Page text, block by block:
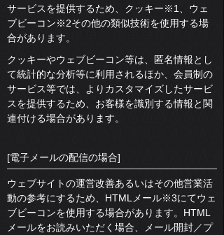
サービスを提供するため、クッキー※1、ウェ
ブビーコン※2その他の類似技術を使用する場
合があります。
クッキーやウェブビーコン等は、匿名情報とし
て統計的な分析等に利用されるほか、会員制の
サービス等では、よりカスタマイズしたサービ
スを提供するため、お客様を識別する情報と関
連付ける場合があります。
[電子メールの配信の場合]
ウェブサイトの運営改善あるいはその他営業活
動の参考にするため、HTMLメール※3にてウェ
ブビーコンを使用する場合があります。HTML
メールをお読みいただく場合、メール開封／プ